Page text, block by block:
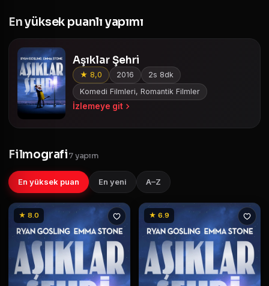
En yüksek puanlı yapımı
Aşıklar Şehri
★ 8,0 2016
2s 8dk
Komedi Filmleri, Romantik Filmler
İzlemeye git
Filmografi7 yapım
En yüksek puan En yeni A–Z
★ 8.0 ★ 6.9